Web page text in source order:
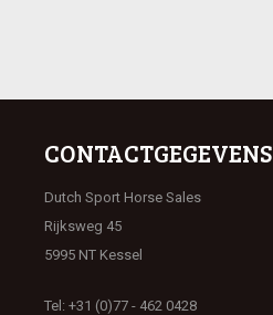
CONTACTGEGEVENS
Dutch Sport Horse Sales
Rijksweg 45
5995 NT Kessel
Tel: +31 (0)77 - 462 0428